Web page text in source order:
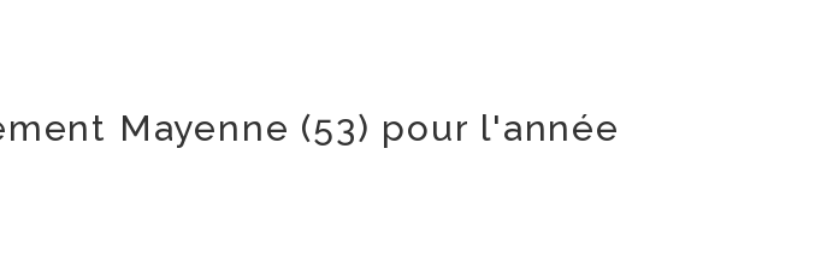
Mayenne (53) pour l'année